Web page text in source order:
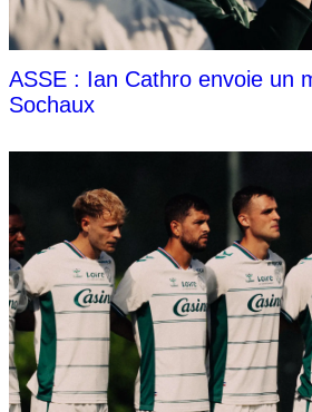
ASSE : Ian Cathro envoie un
Sochaux